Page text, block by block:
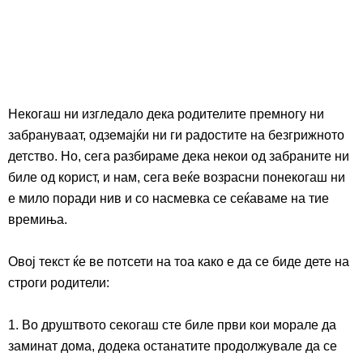
Некогаш ни изгледало дека родителите премногу ни
забрануваат, одземајќи ни ги радостите на безгрижното
детство. Но, сега разбираме дека некои од забраните ни
биле од корист, и нам, сега веќе возрасни понекогаш ни
е мило поради нив и со насмевка се сеќаваме на тие
времиња.
Овој текст ќе ве потсети на тоа како е да се биде дете на
строги родители:
1. Во друштвото секогаш сте биле први кои морале да
заминат дома, додека останатите продолжувале да се